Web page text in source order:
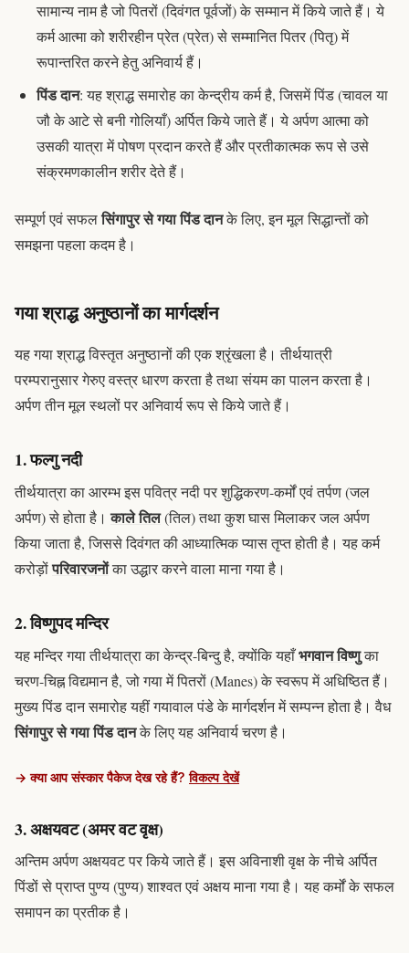
सामान्य नाम है जोपितरों(दिवंगत पूर्वजों) के सम्मान में किये जाते हैं। ये
कर्म आत्मा को शरीरहीन प्रेत (प्रेत) से सम्मानित पितर (पितृ) में
रूपान्तरित करने हेतु अनिवार्य हैं।
पिंड दान: यह श्राद्ध समारोह का केन्द्रीय कर्म है, जिसमेंपिंड(चावल या
जौ के आटे से बनी गोलियाँ) अर्पित किये जाते हैं। ये अर्पण आत्मा को
उसकी यात्रा में पोषण प्रदान करते हैं और प्रतीकात्मक रूप से उसे
संक्रमणकालीन शरीर देते हैं।
सम्पूर्ण एवं सफलसिंगापुर से गया पिंड दानके लिए, इन मूल सिद्धान्तों को
समझना पहला कदम है।
गया श्राद्ध अनुष्ठानों का मार्गदर्शन
यहगया श्राद्धविस्तृत अनुष्ठानों की एक श्रृंखला है। तीर्थयात्री
परम्परानुसार गेरुए वस्त्र धारण करता है तथा संयम का पालन करता है।
अर्पण तीन मूल स्थलों पर अनिवार्य रूप से किये जाते हैं।
1. फल्गु नदी
तीर्थयात्रा का आरम्भ इस पवित्र नदी पर शुद्धिकरण-कर्मों एवंतर्पण(जल
अर्पण) से होता है।काले तिल(तिल) तथाकुशघास मिलाकर जल अर्पण
किया जाता है, जिससे दिवंगत की आध्यात्मिक प्यास तृप्त होती है। यह कर्म
करोड़ोंपरिवारजनोंका उद्धार करने वाला माना गया है।
2. विष्णुपद मन्दिर
यह मन्दिर गया तीर्थयात्रा का केन्द्र-बिन्दु है, क्योंकि यहाँभगवान विष्णुका
चरण-चिह्न विद्यमान है, जो गया में पितरों (Manes) के स्वरूप में अधिष्ठित हैं।
मुख्यपिंड दानसमारोह यहीं गयावाल पंडे के मार्गदर्शन में सम्पन्न होता है। वैध
सिंगापुर से गया पिंड दानके लिए यह अनिवार्य चरण है।
→ क्या आप संस्कार पैकेज देख रहे हैं?विकल्प देखें
3. अक्षयवट (अमर वट वृक्ष)
अन्तिम अर्पण अक्षयवट पर किये जाते हैं। इस अविनाशी वृक्ष के नीचे अर्पित
पिंडोंसे प्राप्त पुण्य (पुण्य) शाश्वत एवं अक्षय माना गया है। यह कर्मों के सफल
समापन का प्रतीक है।